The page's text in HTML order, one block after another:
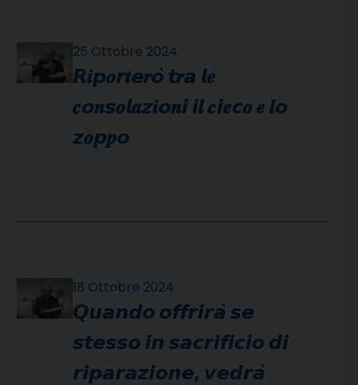
25 Ottobre 2024
𝙍𝒊𝙥𝒐𝙧𝒕𝙚𝒓𝙤̀ 𝙩𝒓𝙖 𝙡𝒆
𝒄𝙤𝒏𝙨𝒐𝙡𝒂𝙯𝒊𝙤𝒏𝙞 𝙞𝒍 𝒄𝙞𝒆𝙘𝒐 𝒆 𝒍𝙤
𝙯𝒐𝙥𝒑𝙤
18 Ottobre 2024
𝙌𝙪𝙖𝙣𝙙𝙤 𝙤𝙛𝙛𝙧𝙞𝙧𝙖̀ 𝙨𝙚
𝙨𝙩𝙚𝙨𝙨𝙤 𝙞𝙣 𝙨𝙖𝙘𝙧𝙞𝙛𝙞𝙘𝙞𝙤 𝙙𝙞
𝙧𝙞𝙥𝙖𝙧𝙖𝙯𝙞𝙤𝙣𝙚, 𝙫𝙚𝙙𝙧𝙖̀